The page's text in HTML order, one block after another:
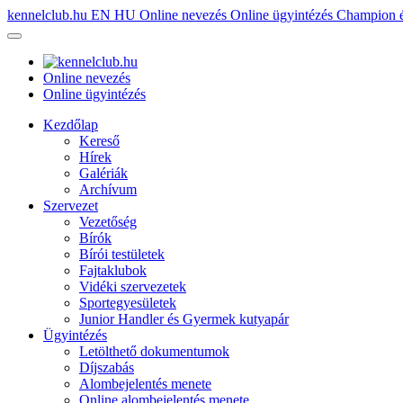
kennelclub.hu EN HU Online nevezés Online ügyintézés Champion
Online nevezés
Online ügyintézés
Kezdőlap
Kereső
Hírek
Galériák
Archívum
Szervezet
Vezetőség
Bírók
Bírói testületek
Fajtaklubok
Vidéki szervezetek
Sportegyesületek
Junior Handler és Gyermek kutyapár
Ügyintézés
Letölthető dokumentumok
Díjszabás
Alombejelentés menete
Online alombejelentés menete